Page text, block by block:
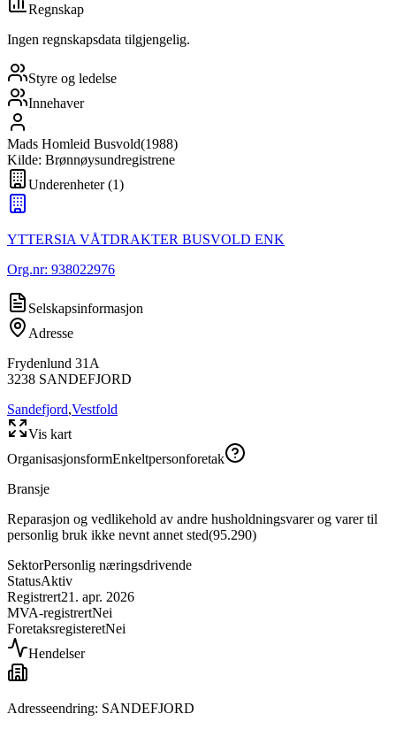
Regnskap
Ingen regnskapsdata tilgjengelig.
Styre og ledelse
Innehaver
Mads Homleid Busvold(1988)
Kilde: Brønnøysundregistrene
Underenheter(1)
YTTERSIA VÅTDRAKTER BUSVOLD ENK
Org.nr: 938022976
Selskapsinformasjon
Adresse
Frydenlund 31A
3238 SANDEFJORD
Sandefjord,Vestfold
Vis kart
OrganisasjonsformEnkeltpersonforetak
Bransje
Reparasjon og vedlikehold av andre husholdningsvarer og varer til
personlig bruk ikke nevnt annet sted(95.290)
SektorPersonlig næringsdrivende
StatusAktiv
Registrert21. apr. 2026
MVA-registrertNei
ForetaksregisteretNei
Hendelser
Adresseendring: SANDEFJORD